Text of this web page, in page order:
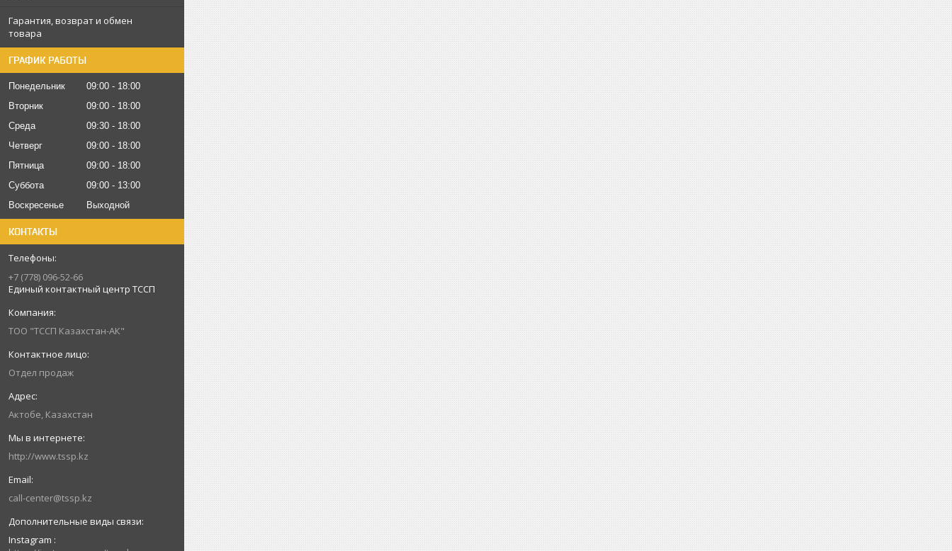
Гарантия, возврат и обмен
товара
ГРАФИК РАБОТЫ
Понедельник 09:00
18:00
Вторник
09:00
18:00
Среда
09:30
18:00
Четверг
09:00
18:00
Пятница
09:00
18:00
Суббота
09:00
13:00
Воскресенье
Выходной
КОНТАКТЫ
+7 (778) 096-52-66
Единый контактный центр ТССП
ТОО "ТССП Казахстан-АК"
Отдел продаж
Актобе, Казахстан
http://www.tssp.kz
call-center@tssp.kz
Instagram